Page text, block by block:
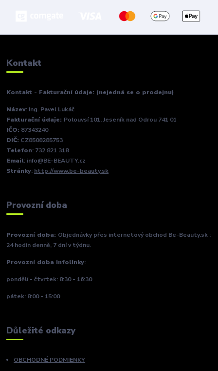
Kontakt
Kontakt - Fakturační údaje: (nejedná se o prodejnu)
Název: Ing. Pavel Lukáč
Fakturační údaje: Polouvsí 101, Jeseník nad Odrou 741 01
IČO: 87343240
DIČ: CZ8508285753
Telefon: 732 821 318
Email: info@BE-BEAUTY.cz
Stránky: http://www.be-beauty.sk
Provozní doba
Provozní doba: Objednávky přes internetový obchod Be-Beauty.sk :
24 hodin denně, 7 dní v týdnu.
Provozní doba infolinky:
pondělí - čtvrtek: 8:30 - 16:30
pátek: 8:00 - 15:00
Důležité odkazy
OBCHODNÉ PODMIENKY